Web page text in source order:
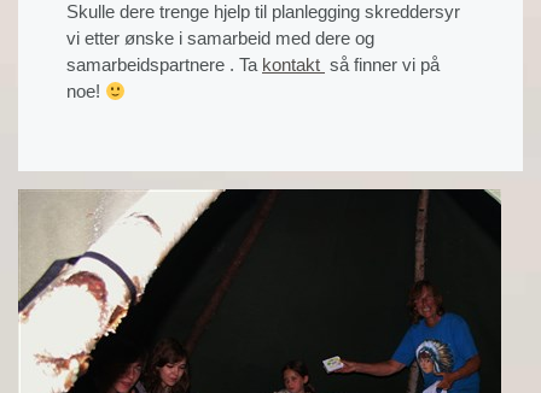
Skulle dere trenge hjelp til planlegging skreddersyr
vi etter ønske i samarbeid med dere og
samarbeidspartnere . Ta kontakt så finner vi på
noe!